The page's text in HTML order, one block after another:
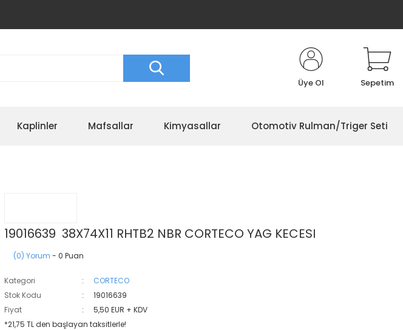
Üye Ol Sepetim
Kaplinler Mafsallar Kimyasallar Otomotiv Rulman/Triger Seti
19016639 38X74X11 RHTB2 NBR CORTECO YAG KECESI
(0) Yorum - 0 Puan
Kategori
CORTECO
Stok Kodu
19016639
Fiyat
5,50 EUR + KDV
*21,75 TL den başlayan taksitlerle!